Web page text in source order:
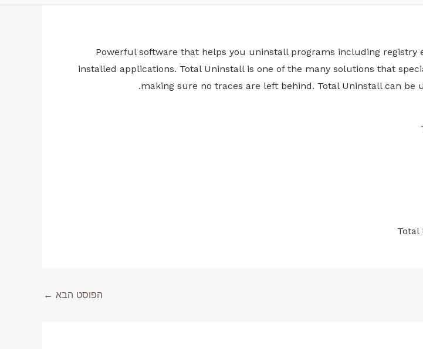
Powerful software that helps you uninstall programs including
installed applications. Total Uninstall is one of the many solutions that
making sure no traces are left behind. Total Uninstall can be
Total
הפוסט הבא ←